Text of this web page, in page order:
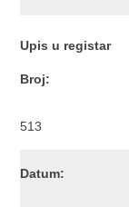
Upis u registar
Broj:
513
Datum: